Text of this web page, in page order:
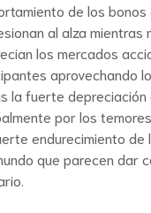
de los
al alza mientras
los mercados
aprovechando
la fuerte depreciación
por los
endurecimiento de
que parecen dar